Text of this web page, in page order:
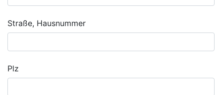
Straße, Hausnummer
Plz